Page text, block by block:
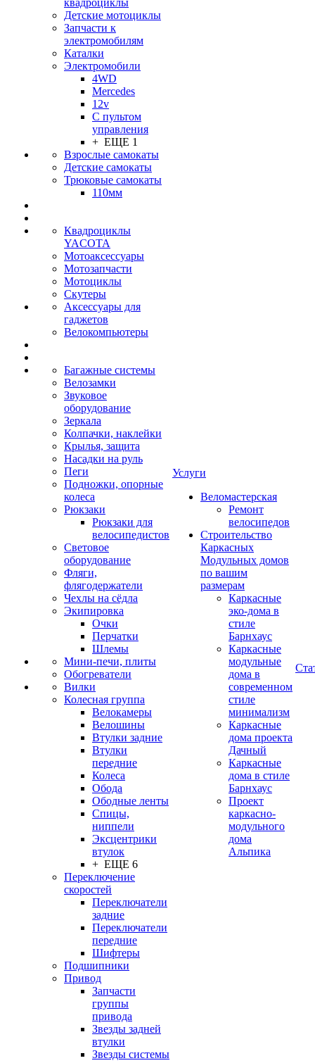
квадроциклы
Детские мотоциклы
Запчасти к
электромобилям
Каталки
Электромобили
4WD
Mercedes
12v
С пультом
управления
+ ЕЩЕ 1
Взрослые самокаты
Детские самокаты
Трюковые самокаты
110мм
Квадроциклы
YACOTA
Мотоаксессуары
Мотозапчасти
Мотоциклы
Скутеры
Аксессуары для
гаджетов
Велокомпьютеры
Багажные системы
Велозамки
Звуковое
оборудование
Зеркала
Колпачки, наклейки
Крылья, защита
Насадки на руль
Пеги
Подножки, опорные
колеса
Рюкзаки
Рюкзаки для
велосипедистов
Световое
оборудование
Фляги,
флягодержатели
Чехлы на сёдла
Экипировка
Очки
Перчатки
Шлемы
Мини-печи, плиты
Обогреватели
Вилки
Колесная группа
Велокамеры
Велошины
Втулки задние
Втулки
передние
Колеса
Обода
Ободные ленты
Спицы,
ниппели
Эксцентрики
втулок
+ ЕЩЕ 6
Переключение
скоростей
Переключатели
задние
Переключатели
передние
Шифтеры
Подшипники
Привод
Запчасти
группы
привода
Звезды задней
втулки
Звезды системы
Услуги
Веломастерская
Ремонт
велосипедов
Строительство
Каркасных
Модульных домов
по вашим
размерам
Каркасные
эко-дома в
стиле
Барнхаус
Каркасные
модульные
дома в
современном
стиле
минимализм
Каркасные
дома проекта
Дачный
Каркасные
дома в стиле
Барнхаус
Проект
каркасно-
модульного
дома
Альпика